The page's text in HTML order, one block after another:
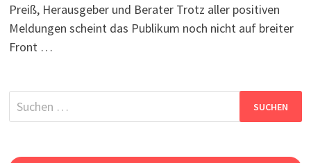
Preiß, Herausgeber und Berater Trotz aller positiven
Meldungen scheint das Publikum noch nicht auf breiter
Front …
Suchen
nach: